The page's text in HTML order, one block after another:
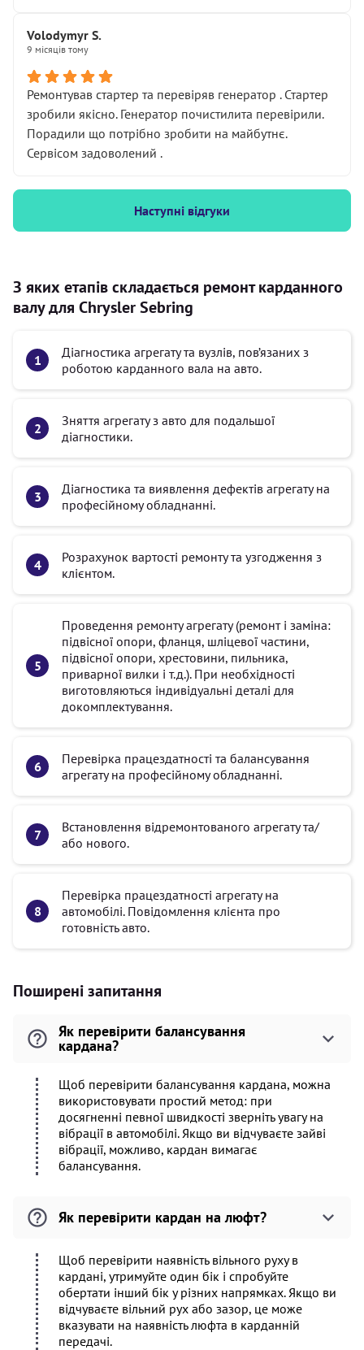
Volodymyr S.
9 місяців тому
Ремонтував стартер та перевіряв генератор . Стартер
зробили якісно. Генератор почистилита перевірили.
Порадили що потрібно зробити на майбутнє.
Сервісом задоволений .
Наступні відгуки
З яких етапів складається ремонт карданного
валу для Chrysler Sebring
Діагностика агрегату та вузлів, пов’язаних з
роботою карданного вала на авто.
Зняття агрегату з авто для подальшої
діагностики.
Діагностика та виявлення дефектів агрегату на
професійному обладнанні.
Розрахунок вартості ремонту та узгодження з
клієнтом.
Проведення ремонту агрегату (ремонт і заміна:
підвісної опори, фланця, шліцевої частини,
підвісної опори, хрестовини, пильника,
приварної вилки і т.д.). При необхідності
виготовляються індивідуальні деталі для
докомплектування.
Перевірка працездатності та балансування
агрегату на професійному обладнанні.
Встановлення відремонтованого агрегату та/
або нового.
Перевірка працездатності агрегату на
автомобілі. Повідомлення клієнта про
готовність авто.
Поширені запитання
Як перевірити балансування
кардана?
Щоб перевірити балансування кардана, можна
використовувати простий метод: при
досягненні певної швидкості зверніть увагу на
вібрації в автомобілі. Якщо ви відчуваєте зайві
вібрації, можливо, кардан вимагає
балансування.
Як перевірити кардан на люфт?
Щоб перевірити наявність вільного руху в
кардані, утримуйте один бік і спробуйте
обертати інший бік у різних напрямках. Якщо ви
відчуваєте вільний рух або зазор, це може
вказувати на наявність люфта в карданній
передачі.